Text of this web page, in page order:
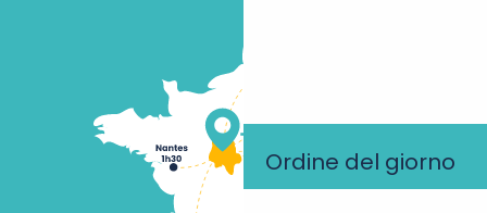
Ordine del giorno